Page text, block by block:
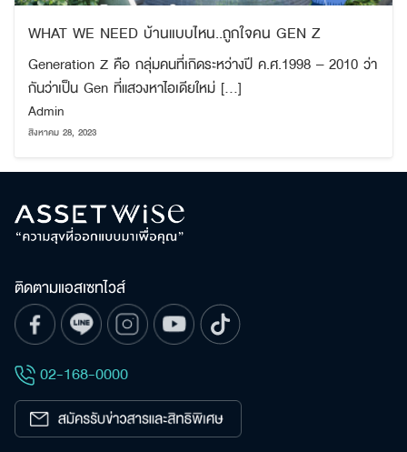
ค้นหา
WHAT WE NEED บ้านแบบไหน..ถูกใจคน GEN Z
Generation Z คือ กลุ่มคนที่เกิดระหว่างปี ค.ศ.1998 – 2010 ว่า
กันว่าเป็น Gen ที่แสวงหาไอเดียใหม่ […]
Admin
สิงหาคม 28, 2023
ติดตามแอสเซทไวส์
02-168-0000
ที่สำคัญฉันยินยอมรับข้อมูลข่าวสารโปรโมชันและ
ข่าวสารจาก
ส่ง